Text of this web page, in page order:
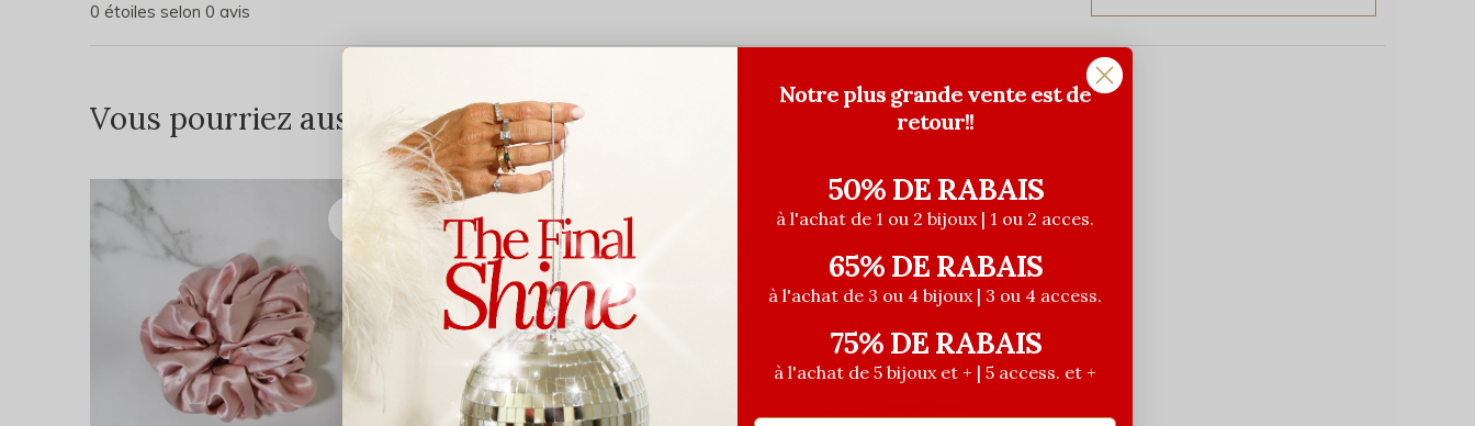
0 étoiles selon 0 avis
Vous pourriez aussi aimer...
Notre plus grande vente est de
retour!!
50% DE RABAIS
à l'achat de 1 ou 2 bijoux | 1 ou 2 acces.
65% DE RABAIS
à l'achat de 3 ou 4 bijoux | 3 ou 4 access.
75% DE RABAIS
à l'achat de 5 bijoux et + | 5 access. et +